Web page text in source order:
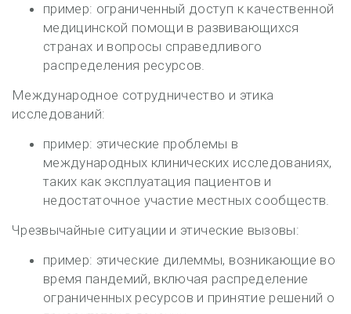
пример: ограниченный доступ к качественной
медицинской помощи в развивающихся
странах и вопросы справедливого
распределения ресурсов.
Международное сотрудничество и этика
исследований:
пример: этические проблемы в
международных клинических исследованиях,
таких как эксплуатация пациентов и
недостаточное участие местных сообществ.
Чрезвычайные ситуации и этические вызовы:
пример: этические дилеммы, возникающие во
время пандемий, включая распределение
ограниченных ресурсов и принятие решений о